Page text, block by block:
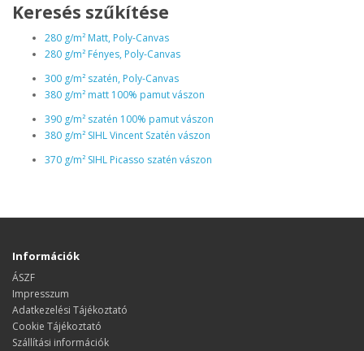
Keresés szűkítése
280 g/m² Matt, Poly-Canvas
280 g/m² Fényes, Poly-Canvas
300 g/m² szatén, Poly-Canvas
380 g/m² matt 100% pamut vászon
390 g/m² szatén 100% pamut vászon
380 g/m² SIHL Vincent Szatén vászon
370 g/m² SIHL Picasso szatén vászon
Információk
ÁSZF
Impresszum
Adatkezelési Tájékoztató
Cookie Tájékoztató
Szállítási információk